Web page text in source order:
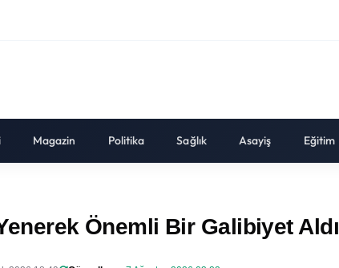
Magazin Politika Sağlık Asayiş Eğitim
Önemli Bir Galibiyet Aldı